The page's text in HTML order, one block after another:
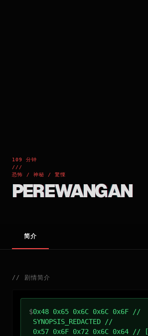
109 分钟
///
恐怖 / 神秘 / 驚慄
PEREWANGAN
简介
// 剧情简介
$0x48 0x65 0x6C 0x6C 0x6F //
SYNOPSIS_REDACTED //
0x57 0x6F 0x72 0x6C 0x64 // [